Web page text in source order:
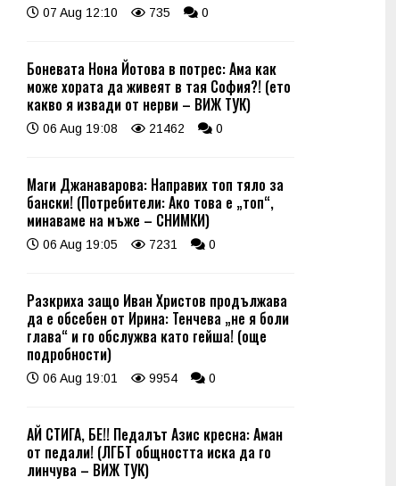
07 Aug 12:10 735 0
Боневата Нона Йотова в потрес: Ама как
може хората да живеят в тая София?! (ето
какво я извади от нерви – ВИЖ ТУК)
06 Aug 19:08 21462 0
Маги Джанаварова: Направих топ тяло за
бански! (Потребители: Ако това е „топ“,
минаваме на мъже – СНИМКИ)
06 Aug 19:05 7231 0
Разкриха защо Иван Христов продължава
да е обсебен от Ирина: Тенчева „не я боли
глава“ и го обслужва като гейша! (още
подробности)
06 Aug 19:01 9954 0
АЙ СТИГА, БЕ!! Педалът Азис кресна: Аман
от педали! (ЛГБТ общността иска да го
линчува – ВИЖ ТУК)